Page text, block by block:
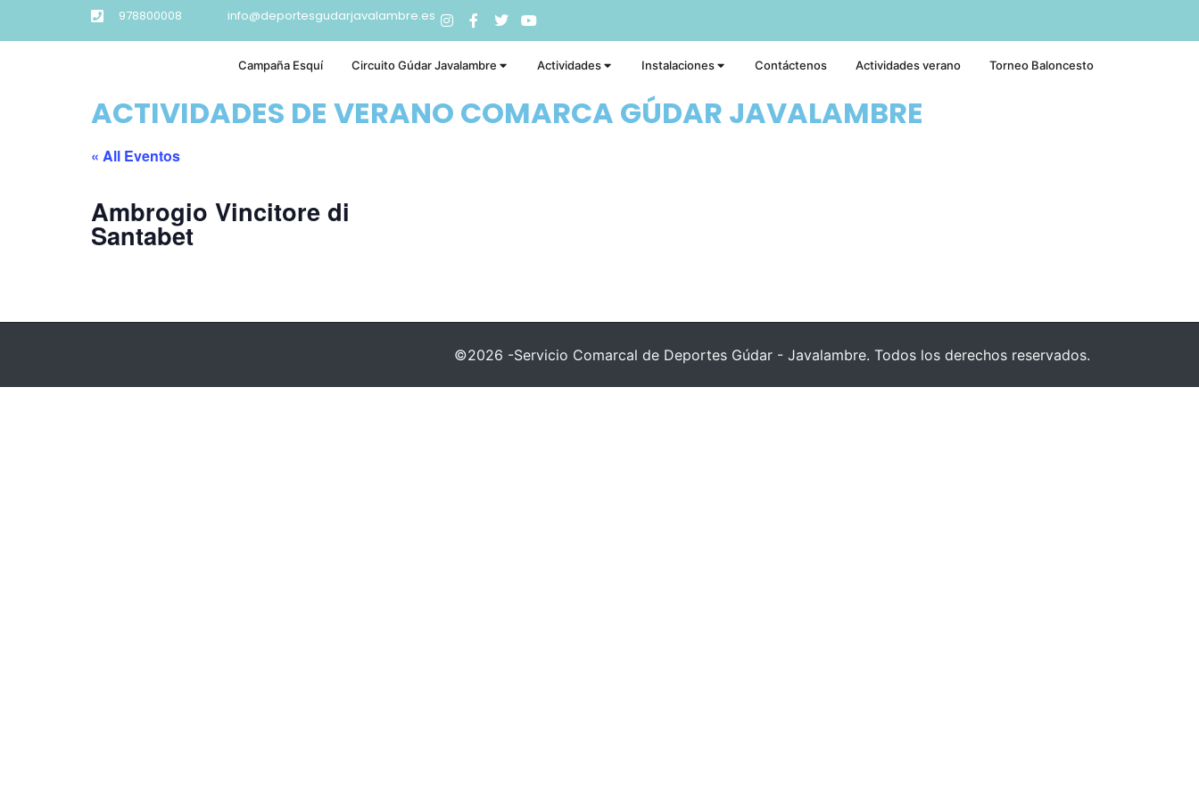
978800008 info@deportesgudarjavalambre.es
Campaña Esquí Circuito Gúdar Javalambre Actividades Instalaciones Contáctenos Actividades verano Torneo Baloncesto
ACTIVIDADES DE VERANO COMARCA GÚDAR JAVALAMBRE
« All Eventos
Ambrogio Vincitore di
Santabet
©2026 -Servicio Comarcal de Deportes Gúdar - Javalambre. Todos los derechos reservados.